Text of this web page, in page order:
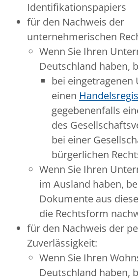
Identifikationspapiers
für den Nachweis der
unternehmerischen
Wenn Sie Ihren
Deutschland haben,
bei eingetragenen
einen
gegebenenfalls
des
bei einer
bürgerlichen
Wenn Sie Ihren
im Ausland haben,
Dokumente aus
die Rechtsform
für den Nachweis der
Zuverlässigkeit:
Wenn Sie Ihren
Deutschland haben,